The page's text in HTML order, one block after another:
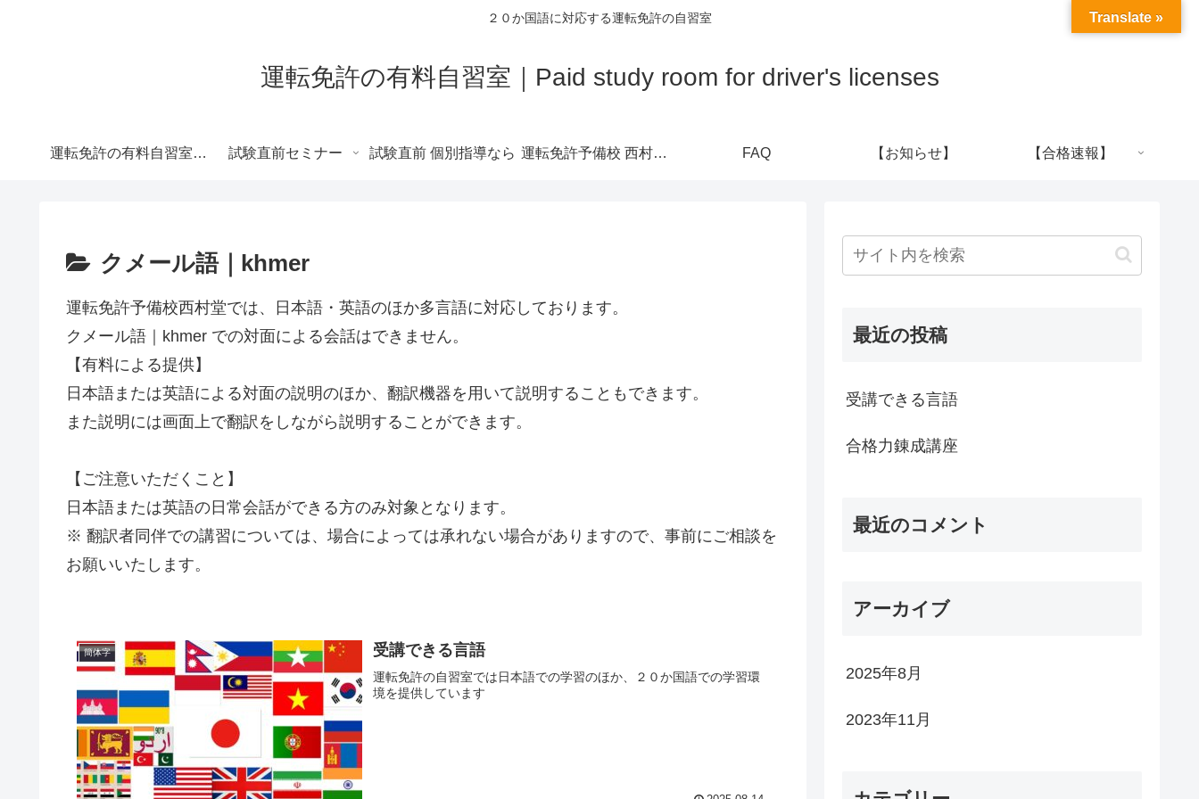
２０か国語に対応する運転免許の自習室
運転免許の有料自習室｜Paid study room for driver's licenses
運転免許の有料自習室 – 各免許対応 – 試験直前セミナー 試験直前 個別指導なら 運転免許予備校 西村堂公式ホームページ FAQ 【お知らせ】 【合格速報】
クメール語｜khmer
運転免許予備校西村堂では、日本語・英語のほか多言語に対応しております。
クメール語｜khmer での対面による会話はできません。
【有料による提供】
日本語または英語による対面の説明のほか、翻訳機器を用いて説明することもできます。
また説明には画面上で翻訳をしながら説明することができます。
【ご注意いただくこと】
日本語または英語の日常会話ができる方のみ対象となります。
※ 翻訳者同伴での講習については、場合によっては承れない場合がありますので、事前にご相談を
お願いいたします。
簡体字 受講できる言語
運転免許の自習室では日本語での学習のほか、２０か国語での学習環
境を提供しています
最近の投稿
受講できる言語
合格力錬成講座
最近のコメント
アーカイブ
2025年8月
2023年11月
Translate »